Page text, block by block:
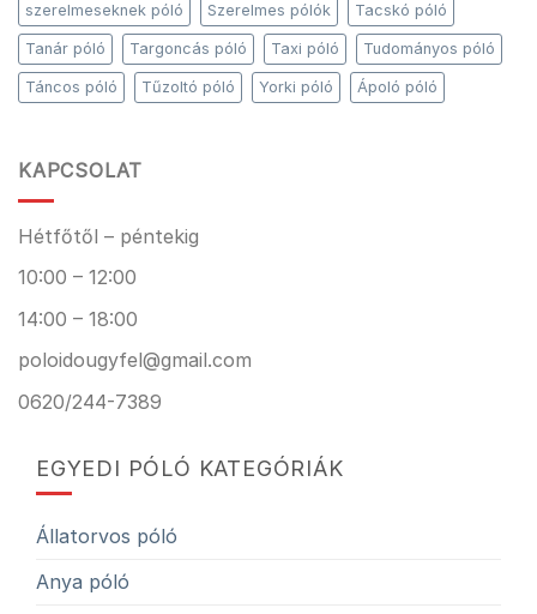
szerelmeseknek póló Szerelmes pólók Tacskó póló
Tanár póló Targoncás póló Taxi póló Tudományos póló
Táncos póló Tűzoltó póló Yorki póló Ápoló póló
KAPCSOLAT
Hétfőtől – péntekig
10:00 – 12:00
14:00 – 18:00
poloidougyfel@gmail.com
0620/244-7389
EGYEDI PÓLÓ KATEGÓRIÁK
Állatorvos póló
Anya póló